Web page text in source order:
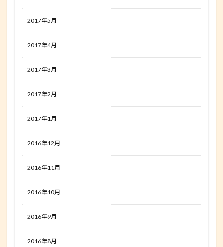
2017年5月
2017年4月
2017年3月
2017年2月
2017年1月
2016年12月
2016年11月
2016年10月
2016年9月
2016年8月